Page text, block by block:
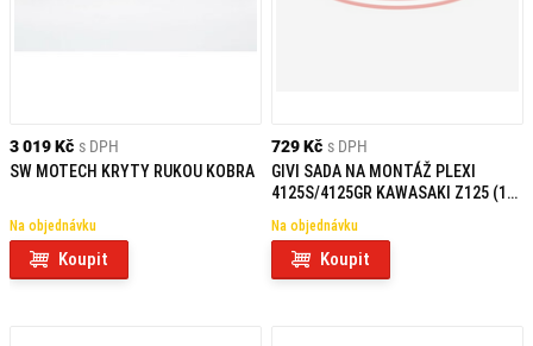
3 019 Kč s DPH
SW MOTECH KRYTY RUKOU KOBRA
Na objednávku
Koupit
729 Kč s DPH
GIVI SADA NA MONTÁŽ PLEXI
4125S/4125GR KAWASAKI Z125 (19-
Na objednávku
Koupit